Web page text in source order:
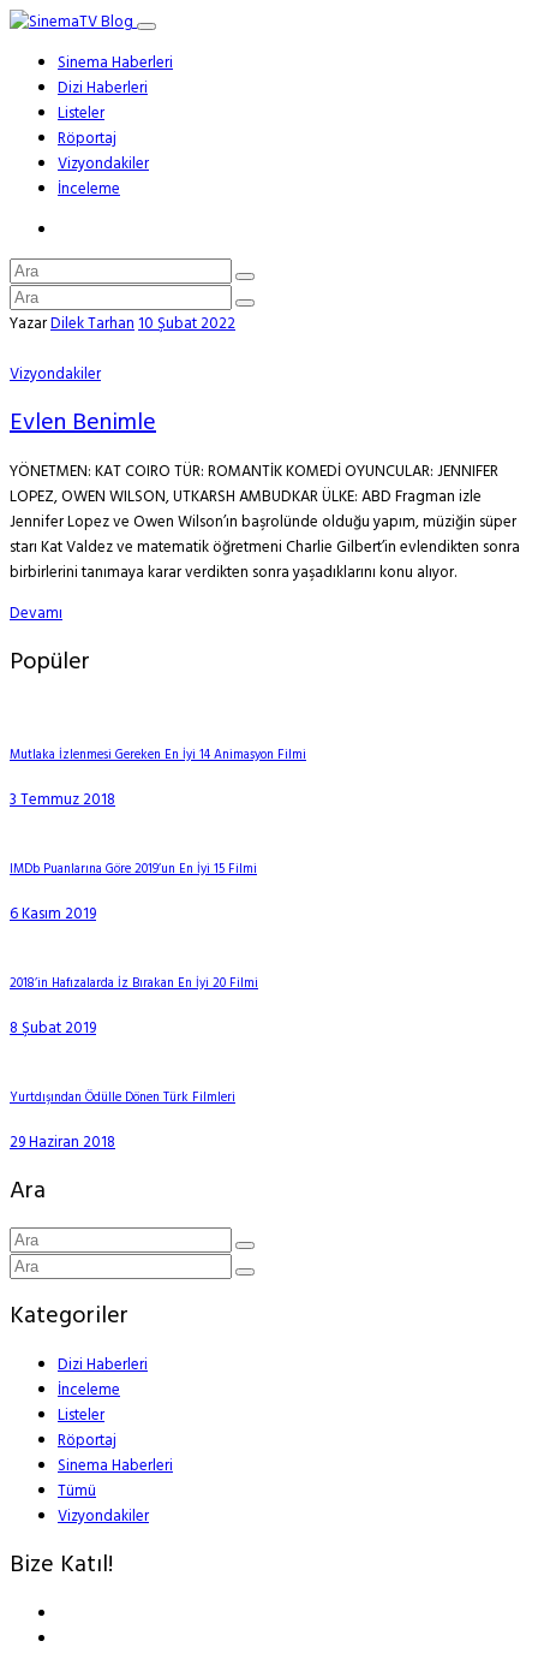
Sinema Haberleri
Dizi Haberleri
Listeler
Röportaj
Vizyondakiler
İnceleme
YazarDilek Tarhan10 Şubat 2022
Vizyondakiler
Evlen Benimle
YÖNETMEN: KAT COIRO TÜR: ROMANTİK KOMEDİ OYUNCULAR: JENNIFER
LOPEZ, OWEN WILSON, UTKARSH AMBUDKAR ÜLKE: ABD Fragman izle
Jennifer Lopez ve Owen Wilson’ın başrolünde olduğu yapım, müziğin süper
starı Kat Valdez ve matematik öğretmeni Charlie Gilbert’in evlendikten sonra
birbirlerini tanımaya karar verdikten sonra yaşadıklarını konu alıyor.
Devamı
Popüler
Mutlaka İzlenmesi Gereken En İyi 14 Animasyon Filmi
3 Temmuz 2018
IMDb Puanlarına Göre 2019’un En İyi 15 Filmi
6 Kasım 2019
2018’in Hafızalarda İz Bırakan En İyi 20 Filmi
8 Şubat 2019
Yurtdışından Ödülle Dönen Türk Filmleri
29 Haziran 2018
Ara
Kategoriler
Dizi Haberleri
İnceleme
Listeler
Röportaj
Sinema Haberleri
Tümü
Vizyondakiler
Bize Katıl!